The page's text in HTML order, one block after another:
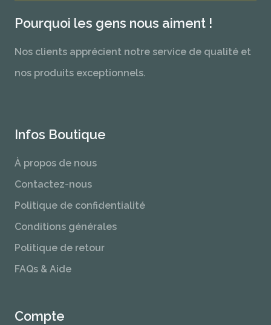
Pourquoi les gens nous aiment !
Nos clients apprécient notre service de qualité et
nos produits exceptionnels.
Infos Boutique
À propos de nous
Contactez-nous
Politique de confidentialité
Conditions générales
Politique de retour
FAQs & Aide
Compte